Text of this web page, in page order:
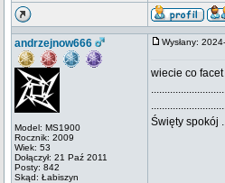
andrzejnow666
Model: MS1900
Rocznik: 2009
Wiek: 53
Dołączył: 21 Paź 2011
Posty: 842
Skąd: Łabiszyn
Wysłany:
wiecie co
Święty spokój